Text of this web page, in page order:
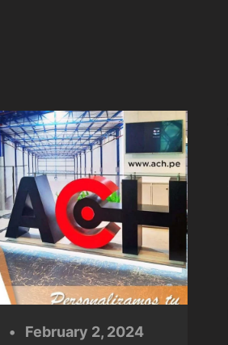
February 2, 2024